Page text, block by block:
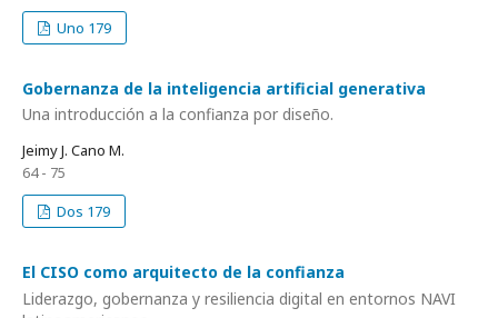
Uno 179
Gobernanza de la inteligencia artificial generativa
Una introducción a la confianza por diseño.
Jeimy J. Cano M.
64 - 75
Dos 179
El CISO como arquitecto de la confianza
Liderazgo, gobernanza y resiliencia digital en entornos NAVI